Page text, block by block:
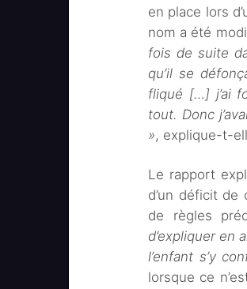
en place lors
nom a été
fois de suite
qu’il se
fliqué […] j’ai
tout. Donc
», explique-t-
Le rapport
d’un déficit
de règles
d’expliquer en
l’enfant s’y
lorsque ce